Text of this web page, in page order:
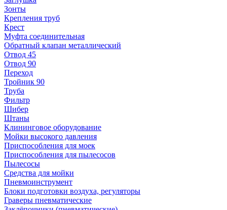
Зонты
Крепления труб
Крест
Муфта соединительная
Обратный клапан металлический
Отвод 45
Отвод 90
Переход
Тройник 90
Труба
Фильтр
Шибер
Штаны
Клининговое оборудование
Мойки высокого давления
Приспособления для моек
Приспособления для пылесосов
Пылесосы
Средства для мойки
Пневмоинструмент
Блоки подготовки воздуха, регуляторы
Граверы пневматические